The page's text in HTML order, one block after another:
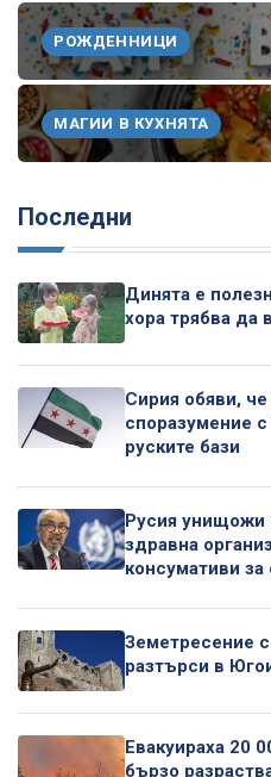
РОЖДЕННИЦИ
МАГИИ В КУХНЯТА
Последни
Динята е
хора трябва да
Сирия обяви,
споразумение
руските бази
Русия унищожи
здравна
консумативи
Земетресение
разтърси в
Евакуираха 20
бързо